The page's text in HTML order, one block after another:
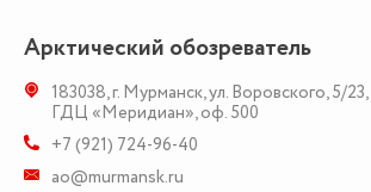
Арктический обозреватель
183038,г. Мурманск,ул. Воровского, 5/23,
ГДЦ «Меридиан», оф. 500
+7 (921) 724-96-40
ao@murmansk.ru